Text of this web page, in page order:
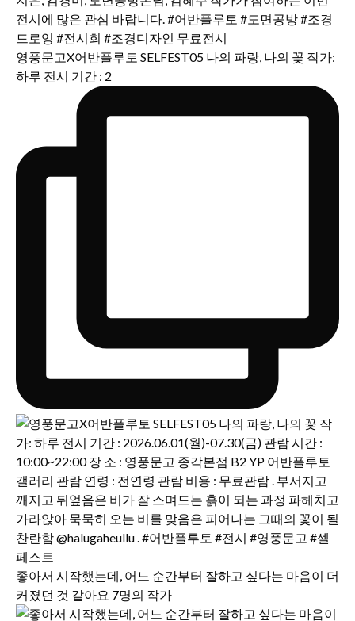
영풍문고X어반플루토 SELFEST05 나의 파랑, 나의 꽃 작가:
하루 전시 기간 : 2
좋아서 시작했는데, 어느 순간부터 잘하고 싶다는 마음이 더
커졌던 것 같아요 7명의 작가